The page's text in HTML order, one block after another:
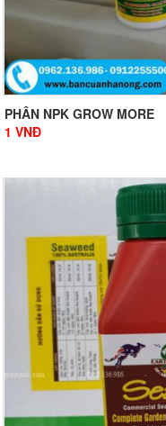
PHÂN NPK GROW MORE
1 VNĐ